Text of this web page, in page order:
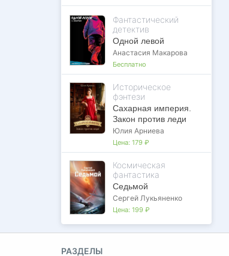
Фантастический
детектив
Одной левой
Анастасия Макарова
Бесплатно
Историческое
фэнтези
Сахарная империя.
Закон против леди
Юлия Арниева
Цена: 179 ₽
Космическая
фантастика
Седьмой
Сергей Лукьяненко
Цена: 199 ₽
РАЗДЕЛЫ